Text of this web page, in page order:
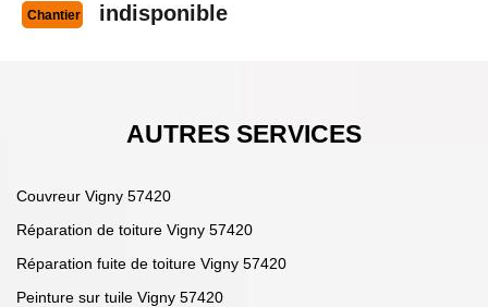
Chantier indisponible
AUTRES SERVICES
Couvreur Vigny 57420
Réparation de toiture Vigny 57420
Réparation fuite de toiture Vigny 57420
Peinture sur tuile Vigny 57420